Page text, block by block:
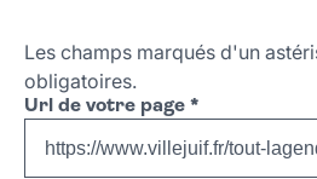
Les champs marqués d'un
obligatoires.
Url de votre page *